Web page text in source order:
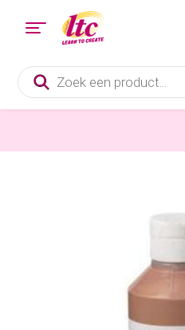
Producten
zoeken